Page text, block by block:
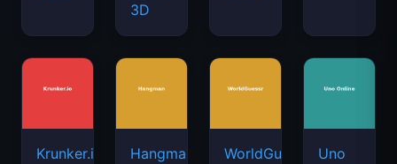
3D
Krunker.io Hangman WorldGuessr
Uno